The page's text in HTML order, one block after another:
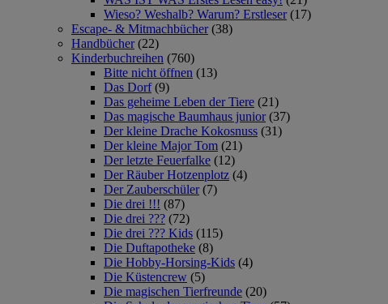
Wieso? Weshalb? Warum? Erstleser (17)
Escape- & Mitmachbücher (38)
Handbücher (22)
Kinderbuchreihen (760)
Bitte nicht öffnen (13)
Das Dorf (9)
Das geheime Leben der Tiere (21)
Das magische Baumhaus junior (37)
Der kleine Drache Kokosnuss (31)
Der kleine Major Tom (21)
Der letzte Feuerfalke (12)
Der Räuber Hotzenplotz (4)
Der Zauberschüler (7)
Die drei !!! (87)
Die drei ??? (72)
Die drei ??? Kids (115)
Die Duftapotheke (8)
Die Hobby-Horsing-Kids (4)
Die Küstencrew (5)
Die magischen Tierfreunde (20)